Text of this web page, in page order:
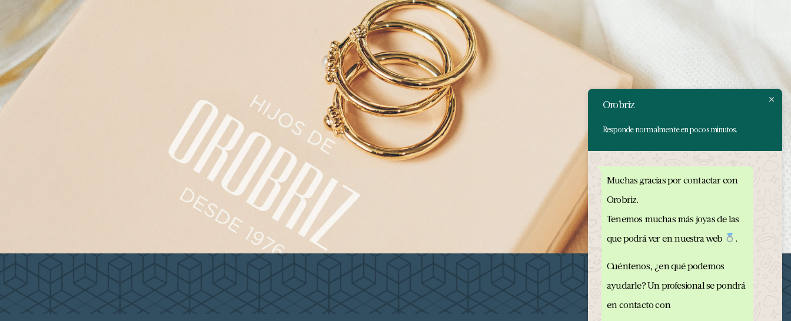
Orobriz
Responde normalmente en pocos minutos.
Muchas gracias por contactar con
Orobriz.
Tenemos muchas más joyas de las
que podrá ver en nuestra web
.
Cuéntenos, ¿en qué podemos
ayudarle? Un profesional se pondrá
en contacto con